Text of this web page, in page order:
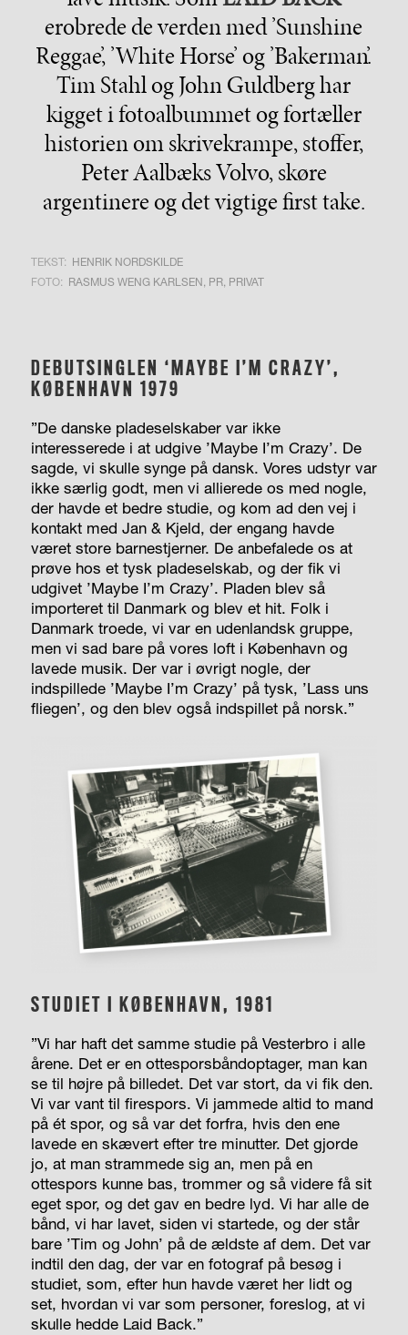
erobrede de verden med ’Sunshine
Reggae’, ’White Horse’ og ’Bakerman’.
Tim Stahl og John Guldberg har
kigget i fotoalbummet og fortæller
historien om skrivekrampe, stoffer,
Peter Aalbæks Volvo, skøre
argentinere og det vigtige first take.
TEKST: HENRIK NORDSKILDE
FOTO: RASMUS WENG KARLSEN, PR, PRIVAT
DEBUTSINGLEN ‘MAYBE I’M CRAZY’,
KØBENHAVN 1979
”De danske pladeselskaber var ikke
interesserede i at udgive ’Maybe I’m Crazy’. De
sagde, vi skulle synge på dansk. Vores udstyr var
ikke særlig godt, men vi allierede os med nogle,
der havde et bedre studie, og kom ad den vej i
kontakt med Jan & Kjeld, der engang havde
været store barnestjerner. De anbefalede os at
prøve hos et tysk pladeselskab, og der fik vi
udgivet ’Maybe I’m Crazy’. Pladen blev så
importeret til Danmark og blev et hit. Folk i
Danmark troede, vi var en udenlandsk gruppe,
men vi sad bare på vores loft i København og
lavede musik. Der var i øvrigt nogle, der
indspillede ’Maybe I’m Crazy’ på tysk, ’Lass uns
fliegen’, og den blev også indspillet på norsk.”
STUDIET I KØBENHAVN, 1981
”Vi har haft det samme studie på Vesterbro i alle
årene. Det er en ottesporsbåndoptager, man kan
se til højre på billedet. Det var stort, da vi fik den.
Vi var vant til firespors. Vi jammede altid to mand
på ét spor, og så var det forfra, hvis den ene
lavede en skævert efter tre minutter. Det gjorde
jo, at man strammede sig an, men på en
ottespors kunne bas, trommer og så videre få sit
eget spor, og det gav en bedre lyd. Vi har alle de
bånd, vi har lavet, siden vi startede, og der står
bare ’Tim og John’ på de ældste af dem. Det var
indtil den dag, der var en fotograf på besøg i
studiet, som, efter hun havde været her lidt og
set, hvordan vi var som personer, foreslog, at vi
skulle hedde Laid Back.”